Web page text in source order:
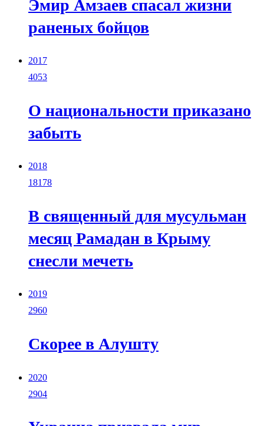
Эмир Амзаев спасал жизни
раненых бойцов
2017
4053
О национальности приказано
забыть
2018
18178
В священный для мусульман
месяц Рамадан в Крыму
снесли мечеть
2019
2960
Скорее в Алушту
2020
2904